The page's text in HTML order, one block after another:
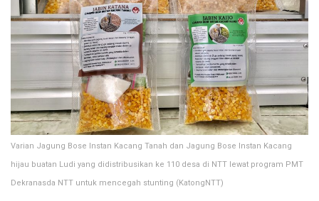
Varian Jagung Bose Instan Kacang Tanah dan Jagung Bose Instan Kacang
hijau buatan Ludi yang didistribusikan ke 110 desa di NTT lewat program PMT
Dekranasda NTT untuk mencegah stunting (KatongNTT)